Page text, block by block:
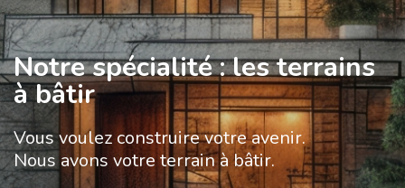
Notre spécialité : les terrains
à bâtir
Vous voulez construire votre avenir.
Nous avons votre terrain à bâtir.